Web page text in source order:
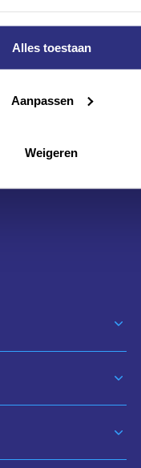
Alles toestaan
Aanpassen
Weigeren